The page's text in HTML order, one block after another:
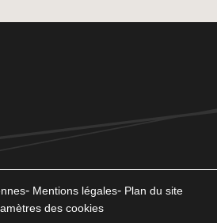
Mentions légales
Plan du site
des cookies